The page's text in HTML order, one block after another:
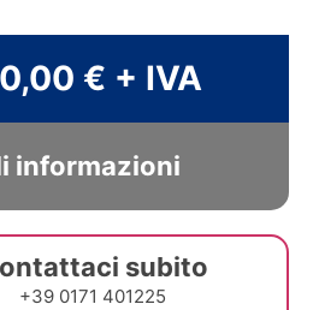
€ + IVA
informazioni
subito
+39 0171 401225